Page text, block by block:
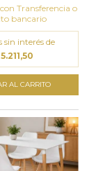
con Transferencia o
bancario
sin interés de